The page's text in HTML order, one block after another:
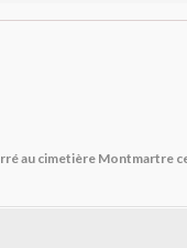
au cimetière Montmartre